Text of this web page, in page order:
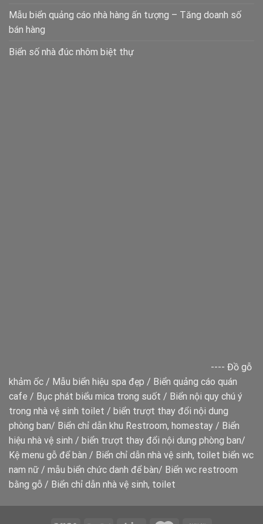
Mẫu biển quảng cáo nhà hàng ấn tượng – Tăng doanh số
bán hàng
Biển số nhà đúc nhôm biệt thự
---- Đồ gỗ
khảm ốc / Mẫu biển hiệu spa đẹp / Biển quảng cáo quán
cafe / Bục phát biểu mica trong suốt / Biển nội quy chú ý
trong nhà vệ sinh toilet / biển trượt thay đổi nội dung
phòng ban/ Biển chỉ dẫn khu Restroom, homestay / Biển
hiệu nhà vệ sinh / biển trượt thay đổi nội dung phòng ban/
Kệ menu gỗ để bàn / Biển chỉ dẫn nhà vệ sinh, toilet biển wc
nam nữ / mẫu biển chức danh để bàn/ Biển wc restroom
bằng gỗ / Biển chỉ dẫn nhà vệ sinh, toilet